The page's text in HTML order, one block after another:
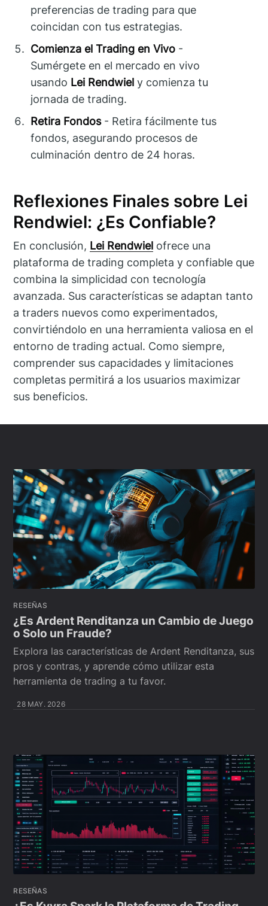
preferencias de trading para que
coincidan con tus estrategias.
Comienza el Trading en Vivo -
Sumérgete en el mercado en vivo
usando Lei Rendwiel y comienza tu
jornada de trading.
Retira Fondos- Retira fácilmente tus
fondos, asegurando procesos de
culminación dentro de 24 horas.
Reflexiones Finales sobre Lei
Rendwiel: ¿Es Confiable?
En conclusión, Lei Rendwiel ofrece una
plataforma de trading completa y confiable que
combina la simplicidad con tecnología
avanzada. Sus características se adaptan tanto
a traders nuevos como experimentados,
convirtiéndolo en una herramienta valiosa en el
entorno de trading actual. Como siempre,
comprender sus capacidades y limitaciones
completas permitirá a los usuarios maximizar
sus beneficios.
RESEÑAS
¿Es Ardent Renditanza un Cambio de Juego
o Solo un Fraude?
Explora las características de Ardent Renditanza, sus
pros y contras, y aprende cómo utilizar esta
herramienta de trading a tu favor.
28 MAY. 2026
RESEÑAS